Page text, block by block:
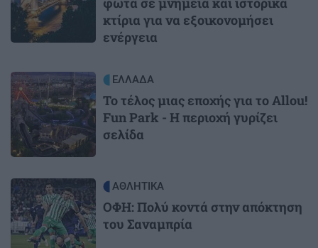
κτίρια για να εξοικονομήσει
ενέργεια
Image ΕΛΛΑΔΑ
Το τέλος μιας εποχής για το Allou!
Fun Park - Η περιοχή γυρίζει
σελίδα
Image ΑΘΛΗΤΙΚΑ
ΟΦΗ: Πολύ κοντά στην απόκτηση
του Σαναμπρία